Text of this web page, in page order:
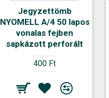
Jegyzettömb
NYOMELL A/4 50 lapos
vonalas fejben
sapkázott perforált
400 Ft